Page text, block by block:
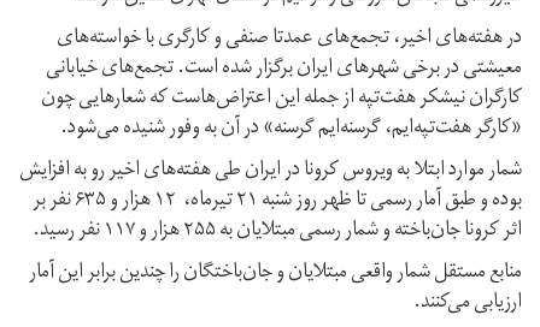
در هفته‌های اخیر، تجمع‌های عمدتا صنفی و کارگری با خواسته‌های
معیشتی در برخی شهرهای ایران برگزار شده است. تجمع‌های خیابانی‌
کارگران نیشکر هفت‌تپه از جمله این اعتراض‌هاست که شعارهایی چون
«‌کارگر هفت‌تپه‌ایم، گرسنه‌ایم گرسنه‌» در آن به وفور شنیده می‌شود.
شمار موارد ابتلا به ویروس کرونا در ایران طی هفته‌های اخیر رو به افزایش
بوده و طبق آمار رسمی تا ظهر روز شنبه ۲۱ تیرماه، ۱۲ هزار و ۶۳۵ نفر بر
اثر کرونا جان‌باخته و شمار رسمی مبتلایان به ۲۵۵ هزار و ۱۱۷ نفر رسید.
منابع مستقل شمار واقعی مبتلایان و جان‌باختگان را چندین برابر این آمار
ارزیابی می‌کنند.